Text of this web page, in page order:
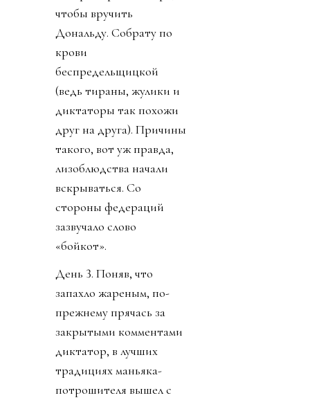
чтобы вручить
Дональду. Собрату по
крови
беспредельщицкой
(ведь тираны, жулики и
диктаторы так похожи
друг на друга). Причины
такого, вот уж правда,
лизоблюдства начали
вскрываться. Со
стороны федераций
зазвучало слово
«бойкот».
День 3. Поняв, что
запахло жареным, по-
прежнему прячась за
закрытыми комментами
диктатор, в лучших
традициях маньяка-
потрошителя вышел с